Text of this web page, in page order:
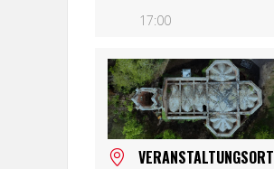
17:00
VERANSTALTUNGSORT